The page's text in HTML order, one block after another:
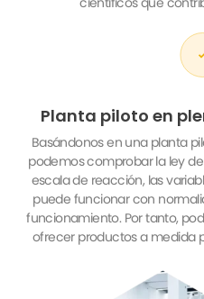
Basándonos en una planta
podemos comprobar la ley
escala de reacción, las
puede funcionar con
funcionamiento. Por tanto,
ofrecer productos a medida